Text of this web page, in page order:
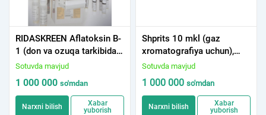
RIDASKREEN Aflatoksin B-
1 (don va ozuqa tarkibida
aflatoksin B-1) 96-opr.
Sotuvda mavjud
1 000 000 so'mdan
Narxni bilish
Xabar
yuborish
Shprits 10 mkl (gaz
xromatografiya uchun),
turli modellar
Sotuvda mavjud
1 000 000 so'mdan
Narxni bilish
Xabar
yuborish